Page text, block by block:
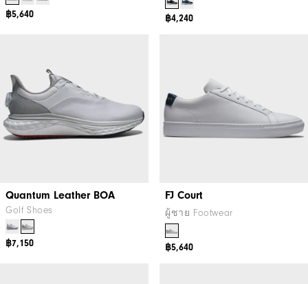
฿5,640 ฿4,240
Quantum Leather BOA
Golf Shoes
฿7,150
FJ Court
ผู้ชาย Footwear
฿5,640